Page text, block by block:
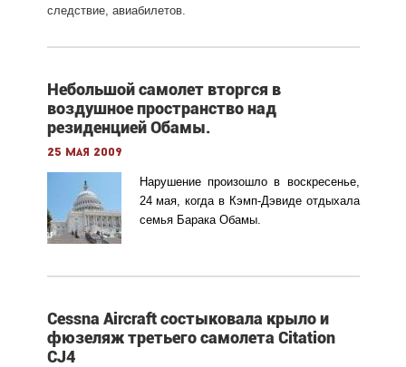
следствие, авиабилетов.
Небольшой самолет вторгся в
воздушное пространство над
резиденцией Обамы.
25 мая 2009
Нарушение произошло в воскресенье,
24 мая, когда в Кэмп-Дэвиде отдыхала
семья Барака Обамы.
Cessna Aircraft состыковала крыло и
фюзеляж третьего самолета Citation
CJ4